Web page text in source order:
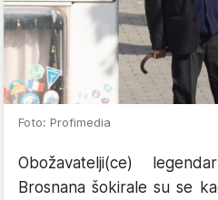
Foto: Profimedia
Obožavatelji(ce)
Brosnana šokirale su se